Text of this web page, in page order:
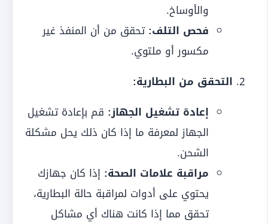
والأوساخ.
فحص التلف: تحقق من أن المنفذ غير
مكسور أو ملتوي.
التحقق من البطارية:
إعادة تشغيل الجهاز: قم بإعادة تشغيل
الجهاز لمعرفة ما إذا كان ذلك يحل مشكلة
الشحن.
مراقبة علامات الصحة: إذا كان جهازك
يحتوي على أدوات لمراقبة حالة البطارية،
تحقق مما إذا كانت هناك أي مشاكل